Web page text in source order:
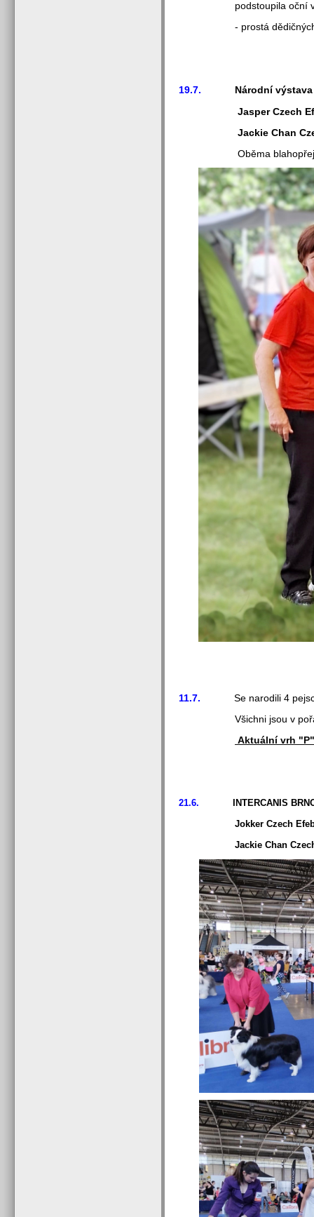
podstoupila oční
- prostá dědičných
19.7.
Národní
Jasper Czech Efebie
Jackie Chan Czech
Oběma
11.7.
Se narodili 4
Všichni jsou v
Aktuální vrh
21.6.
INTERCANIS
Jokker Czech Efebie -
Jackie Chan Czech